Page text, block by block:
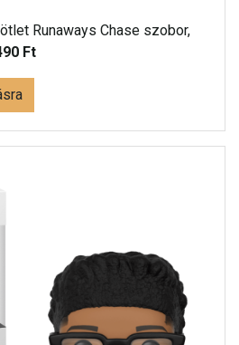
Runaways Chase szobor,
Ft